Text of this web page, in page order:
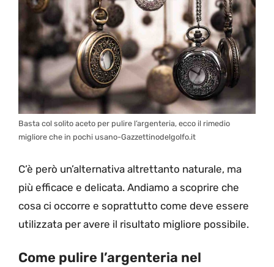
Basta col solito aceto per pulire l’argenteria, ecco il rimedio
migliore che in pochi usano-Gazzettinodelgolfo.it
C’è però un’alternativa altrettanto naturale, ma
più efficace e delicata. Andiamo a scoprire che
cosa ci occorre e soprattutto come deve essere
utilizzata per avere il risultato migliore possibile.
Come pulire l’argenteria nel